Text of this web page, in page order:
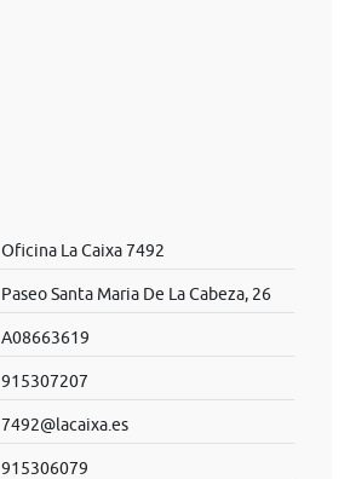
Oficina La Caixa 7492
Paseo Santa Maria De La Cabeza, 26
A08663619
915307207
7492@lacaixa.es
915306079